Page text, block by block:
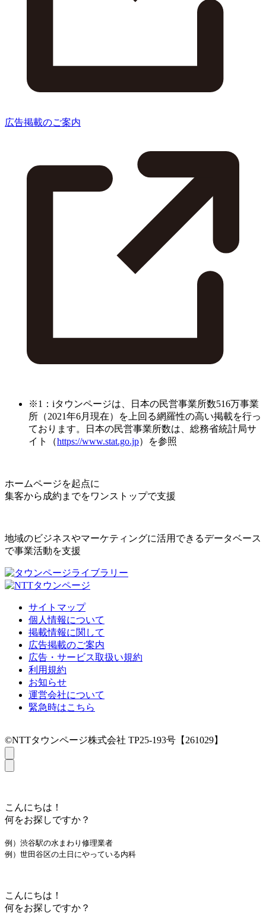
広告掲載のご案内
※1：iタウンページは、日本の民営事業所数516万事業
所（2021年6月現在）を上回る網羅性の高い掲載を行っ
ております。日本の民営事業所数は、総務省統計局サ
イト（https://www.stat.go.jp）を参照
ホームページを起点に
集客から成約までをワンストップで支援
地域のビジネスやマーケティングに活用できるデータベース
で事業活動を支援
サイトマップ
個人情報について
掲載情報に関して
広告掲載のご案内
広告・サービス取扱い規約
利用規約
お知らせ
運営会社について
緊急時はこちら
©NTTタウンページ株式会社 TP25-193号【261029】
こんにちは！
何をお探しですか？
例）渋谷駅の水まわり修理業者
例）世田谷区の土日にやっている内科
こんにちは！
何をお探しですか？